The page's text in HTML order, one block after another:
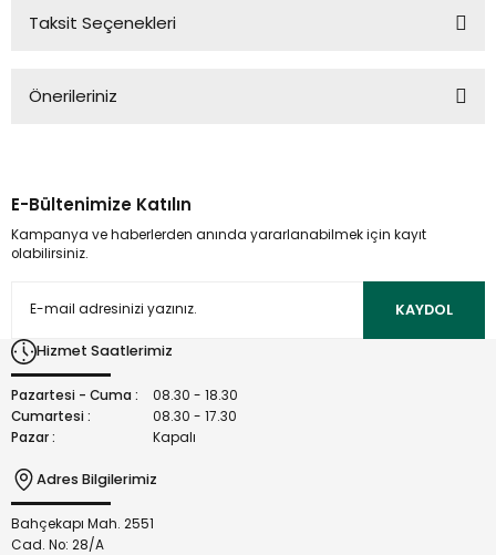
Taksit Seçenekleri
Önerileriniz
kullanarak tarafımıza iletebilirsiniz.
Görüş ve önerileriniz için teşekkür ederiz.
Ürün açıklamasında eksik bilgiler bulunuyor.
Bu ürüne benzer farklı alternatifler olmalı.
E-Bültenimize Katılın
Kampanya ve haberlerden anında yararlanabilmek için kayıt
olabilirsiniz.
KAYDOL
Hizmet Saatlerimiz
Pazartesi - Cuma :
08.30 - 18.30
Cumartesi :
08.30 - 17.30
Pazar :
Kapalı
Adres Bilgilerimiz
Bahçekapı Mah. 2551
Cad. No: 28/A